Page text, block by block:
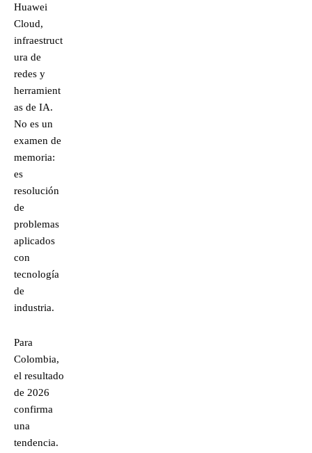
Huawei
Cloud,
infraestruct
ura de
redes y
herramient
as de IA.
No es un
examen de
memoria:
es
resolución
de
problemas
aplicados
con
tecnología
de
industria.
Para
Colombia,
el resultado
de 2026
confirma
una
tendencia.